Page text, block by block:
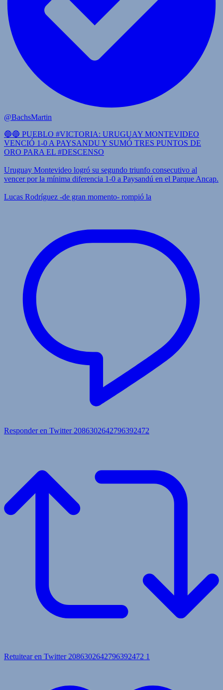
@BachsMartin
🔵🔵 PUEBLO #VICTORIA: URUGUAY MONTEVIDEO
VENCIÓ 1-0 A PAYSANDU Y SUMÓ TRES PUNTOS DE
ORO PARA EL #DESCENSO
Uruguay Montevideo logró su segundo triunfo consecutivo al
vencer por la mínima diferencia 1-0 a Paysandú en el Parque Ancap.
Lucas Rodríguez -de gran momento- rompió la
Responder en Twitter 2086302642796392472
Retuitear en Twitter 2086302642796392472 1